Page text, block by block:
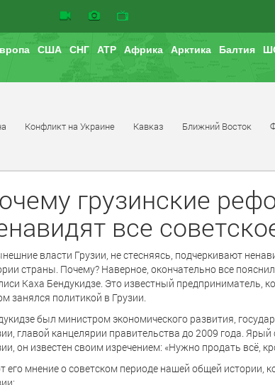
США СНГ АТР Африка Арктика Балтия
Конфликт на Украине Кавказ Ближний Восток
грузинские
все
власти Грузии, не стесняясь, подчеркивают
страны. Почему? Наверное, окончательно все
Каха Бендукидзе. Это известный предприниматель,
занялся политикой в Грузии.
был министром экономического развития,
главой канцелярии правительства до 2009 года.
он известен своим изречением: «Нужно продать всё,
его мнение о советском периоде нашей общей истории,